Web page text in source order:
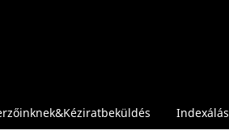
Indexálás